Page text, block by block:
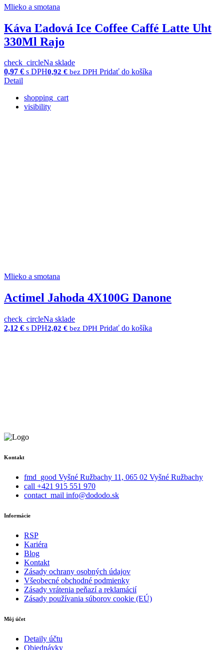
Mlieko a smotana
Káva Ľadová Ice Coffee Caffé Latte Uht
330Ml Rajo
check_circleNa sklade
0,97 € s DPH0,92 € bez DPH Pridať do košíka
Detail
shopping_cart
visibility
Mlieko a smotana
Actimel Jahoda 4X100G Danone
check_circleNa sklade
2,12 € s DPH2,02 € bez DPH Pridať do košíka
Kontakt
fmd_good Vyšné Ružbachy 11, 065 02 Vyšné Ružbachy
call +421 915 551 970
contact_mail info@dododo.sk
Informácie
RSP
Kariéra
Blog
Kontakt
Zásady ochrany osobných údajov
Všeobecné obchodné podmienky
Zásady vrátenia peňazí a reklamácií
Zásady používania súborov cookie (EÚ)
Môj účet
Detaily účtu
Objednávky